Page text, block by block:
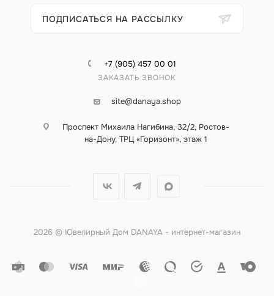
ПОДПИСАТЬСЯ НА РАССЫЛКУ
+7 (905) 457 00 01
ЗАКАЗАТЬ ЗВОНОК
site@danaya.shop
Проспект Михаила Нагибина, 32/2, Ростов-
на-Дону, ТРЦ «Горизонт», этаж 1
2026 © Ювелирный Дом DANAYA - интернет-магазин